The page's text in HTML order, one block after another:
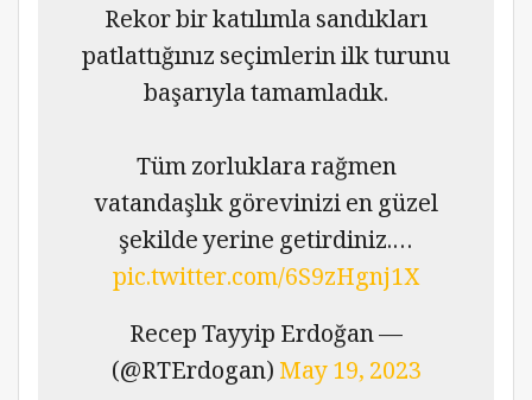
Rekor bir katılımla sandıkları
patlattığınız seçimlerin ilk turunu
başarıyla tamamladık.
Tüm zorluklara rağmen
vatandaşlık görevinizi en güzel
şekilde yerine getirdiniz.…
pic.twitter.com/6S9zHgnj1X
— Recep Tayyip Erdoğan
(@RTErdogan)May 19, 2023